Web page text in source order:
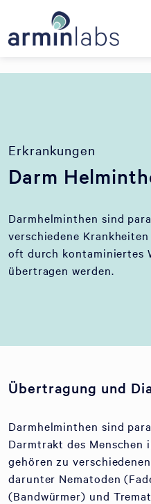
Erkrankungen
Darm
Darmhelminthen sind
verschiedene
oft durch kontaminiertes
übertragen werden.
Übertragung und
Darmhelminthen sind
Darmtrakt des Menschen
gehören zu
darunter Nematoden
(Bandwürmer) und